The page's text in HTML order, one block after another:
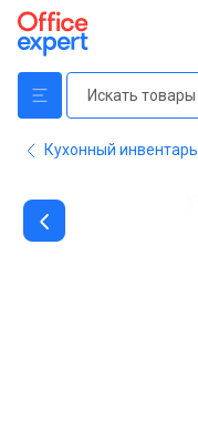
Кухонный инвентарь